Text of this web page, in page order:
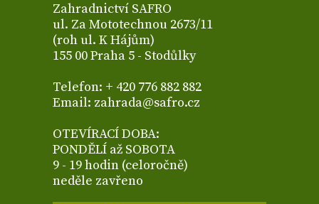
Zahradnictví SAFRO
ul. Za Mototechnou 2673/11
(roh ul. K Hájům)
155 00 Praha 5 - Stodůlky
Telefon: + 420 776 882 882
Email: zahrada@safro.cz
OTEVÍRACÍ DOBA:
PONDĚLÍ až SOBOTA
9 - 19 hodin (celoročně)
neděle zavřeno